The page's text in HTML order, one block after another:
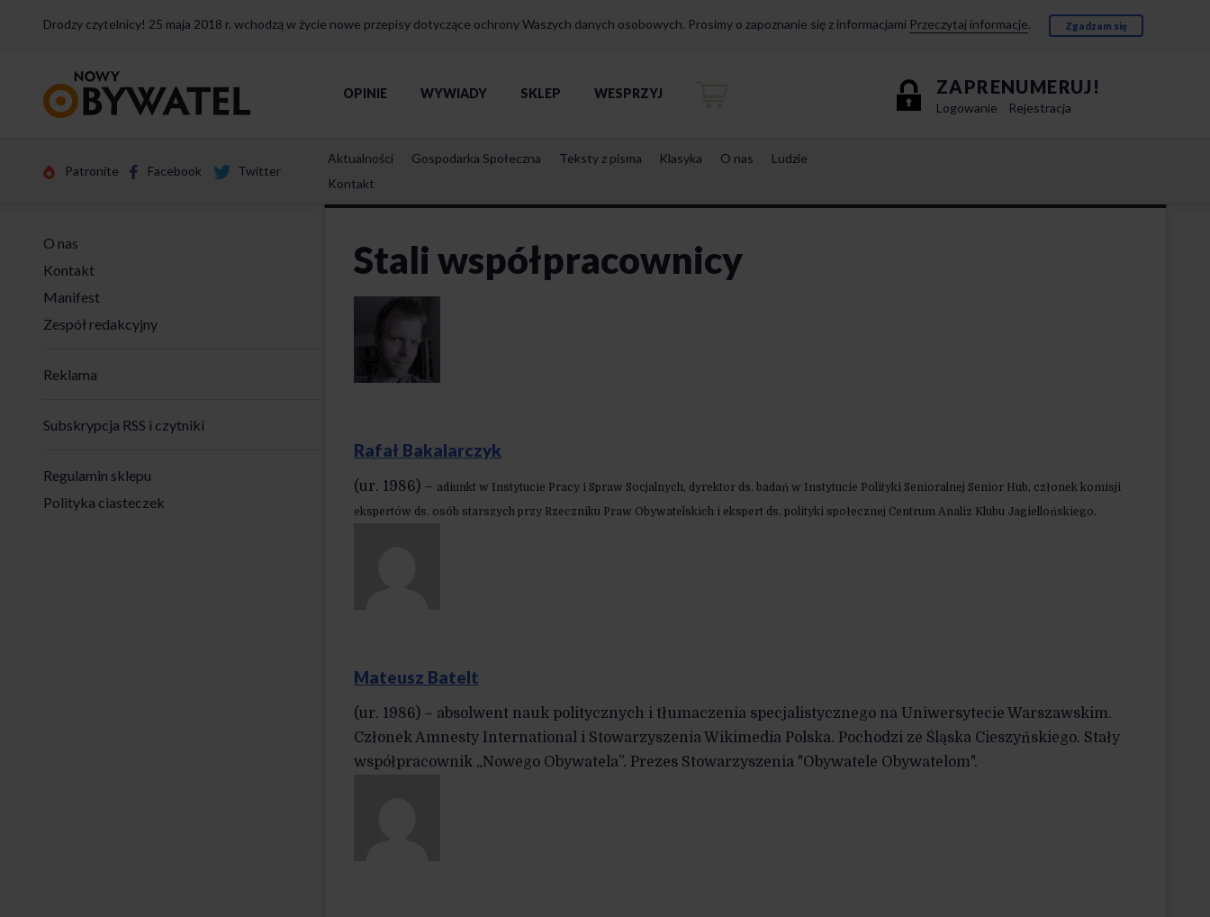
Drodzy czytelnicy! 25 maja 2018 r. wchodzą w życie nowe przepisy dotyczące ochrony Waszych danych osobowych. Prosimy o zapoznanie się z informacjami Przeczytaj informacje. Zgadzam się
strony
ZAPRENUMERUJ!
Logowanie Rejestracja
OPINIE WYWIADY SKLEP WESPRZYJ
Patronite Facebook Twitter
Aktualności Gospodarka Społeczna Teksty z pisma Klasyka O nas
Ludzie
Kontakt
Stali współpracownicy
Rafał Bakalarczyk
(ur. 1986) – adiunkt w Instytucie Pracy i Spraw Socjalnych, dyrektor ds. badań w Instytucie Polityki Senioralnej Senior Hub, członek komisji
ekspertów ds. osób starszych przy Rzeczniku Praw Obywatelskich i ekspert ds. polityki społecznej Centrum Analiz Klubu Jagiellońskiego.
Mateusz Batelt
(ur. 1986) – absolwent nauk politycznych i tłumaczenia specjalistycznego na Uniwersytecie Warszawskim.
Członek Amnesty International i Stowarzyszenia Wikimedia Polska. Pochodzi ze Śląska Cieszyńskiego. Stały
współpracownik „Nowego Obywatela”. Prezes Stowarzyszenia "Obywatele Obywatelom".
O nas
Kontakt
Manifest
Zespół redakcyjny
Reklama
Subskrypcja RSS i czytniki
Regulamin sklepu
Polityka ciasteczek